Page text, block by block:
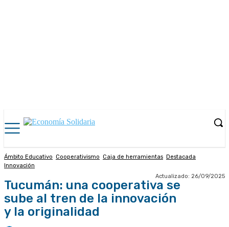
Ámbito Educativo Cooperativismo Caja de herramientas
Destacada
Innovación
Actualizado: 26/09/2025
Tucumán: una cooperativa se
sube al tren de la innovación
y la originalidad